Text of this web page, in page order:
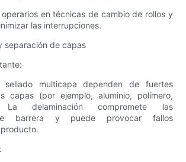
en técnicas de cambio de rollos y
las interrupciones.
separación de capas
sellado multicapa dependen de fuertes
capas (por ejemplo, aluminio, polímero,
La delaminación compromete las
barrera y puede provocar fallos